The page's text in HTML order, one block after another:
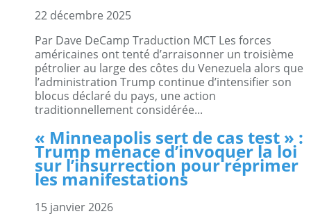
22 décembre 2025
Par Dave DeCamp Traduction MCT Les forces
américaines ont tenté d’arraisonner un troisième
pétrolier au large des côtes du Venezuela alors que
l’administration Trump continue d’intensifier son
blocus déclaré du pays, une action
traditionnellement considérée...
« Minneapolis sert de cas test » :
Trump menace d’invoquer la loi
sur l’insurrection pour réprimer
les manifestations
15 janvier 2026